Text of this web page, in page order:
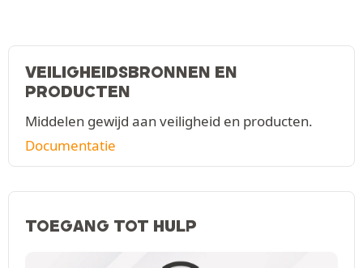
VEILIGHEIDSBRONNEN EN
PRODUCTEN
Middelen gewijd aan veiligheid en producten.
Documentatie
TOEGANG TOT HULP